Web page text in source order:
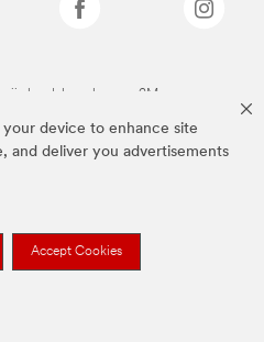
your device to enhance site
and deliver you advertisements
Accept Cookies
handelsmerken van 3M.we